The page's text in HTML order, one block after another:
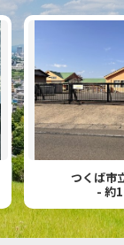
つくば市
- 約